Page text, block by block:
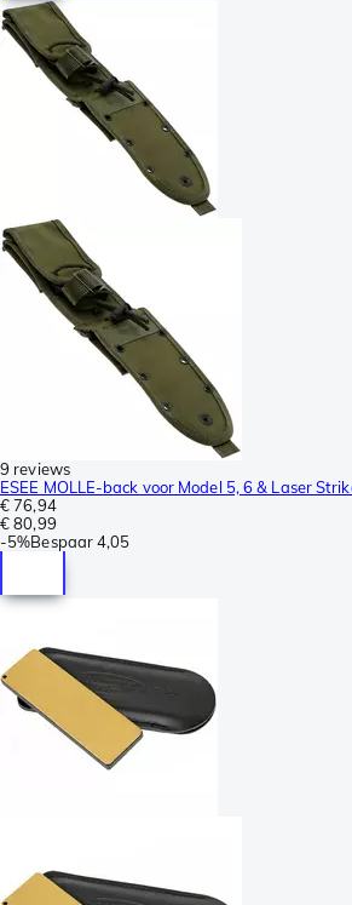
9 reviews
ESEE MOLLE-back voor Model 5, 6 & Laser
€ 76,94
€ 80,99
-5%Bespaar4,05